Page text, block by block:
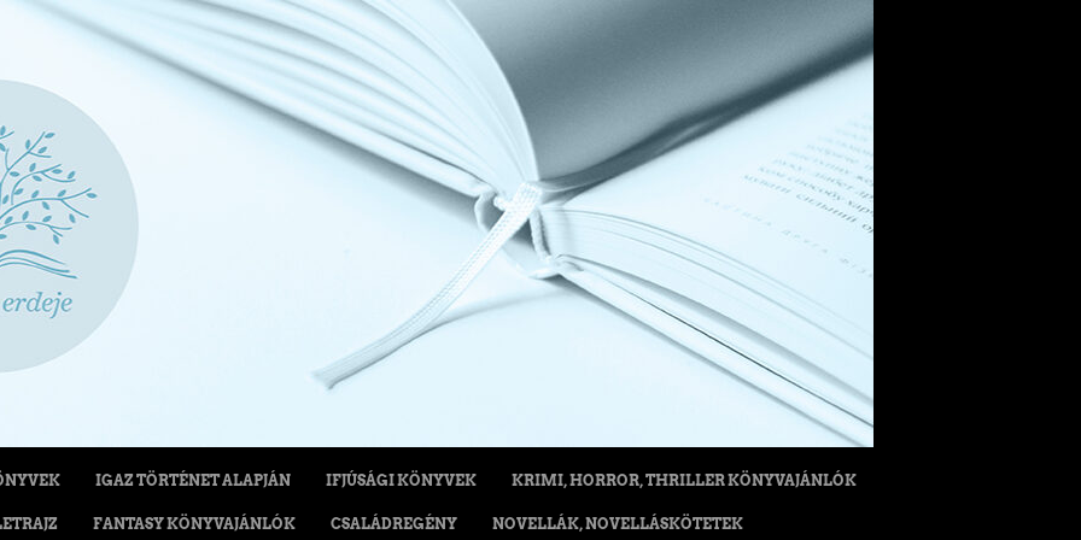
IGAZ TÖRTÉNET ALAPJÁN IFJÚSÁGI KÖNYVEK KRIMI, HORROR, THRILLER KÖNYVAJÁNLÓK
FANTASY KÖNYVAJÁNLÓK CSALÁDREGÉNY NOVELLÁK, NOVELLÁSKÖTETEK